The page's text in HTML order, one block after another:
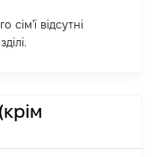
сім'ї відсутні